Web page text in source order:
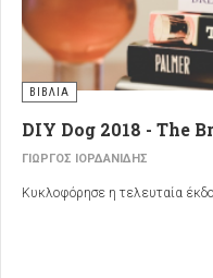
ΒΙΒΛΙΑ
DIY Dog 2018 - The
ΓΙΏΡΓΟΣ ΙΟΡΔΑΝΊΔΗΣ
Κυκλοφόρησε η τελευταία